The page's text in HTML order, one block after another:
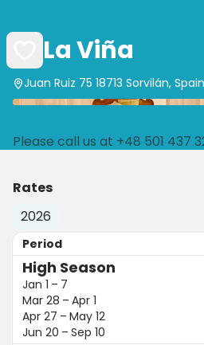
La Viña
Juan Ruiz 75 18713 Sorvilán, Spain
Please call us at +48 501 437
Rates
2026
Period
High Season
Jan 1 – 7
Mar 28 – Apr 1
Apr 27 – May 12
Jun 20 – Sep 10